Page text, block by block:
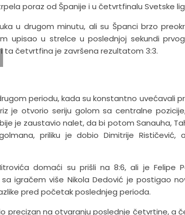
poraz od Španije i u četvrtfinalu Svetske
u drugom minutu, ali su Španci brzo
upisao u strelce u poslednjoj sekundi
ta četvrtfina je završena rezultatom 3:3.
periodu, kada su konstantno uvećavali
je otvorio seriju golom sa centralne
je zaustavio nalet, da bi potom Sanauha,
priliku je dobio Dimitrije Rističević,
domaći su prišli na 8:6, ali je Felipe
igračem više Nikola Dedović je postigao
pred početak poslednjeg perioda.
precizan na otvaranju poslednje četvrtine, a